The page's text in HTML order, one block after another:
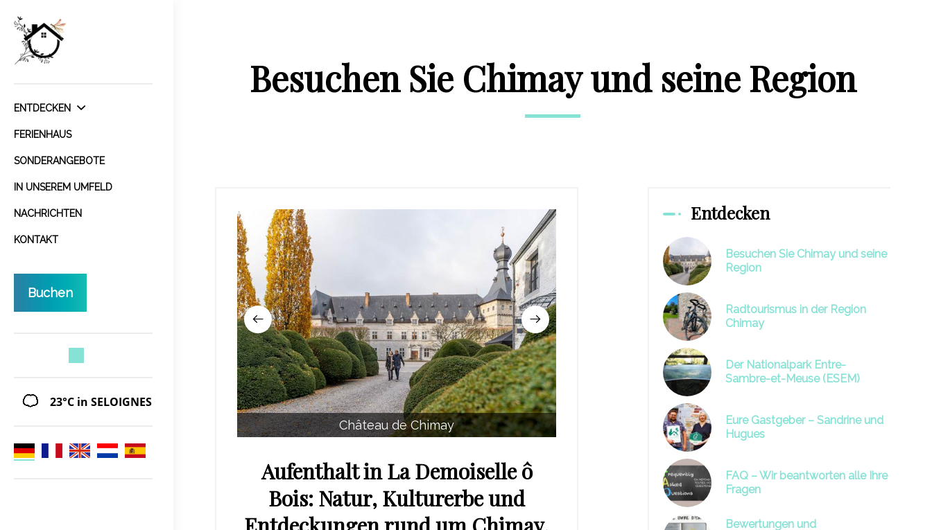
ENTDECKEN
FERIENHAUS
SONDERANGEBOTE
IN UNSEREM UMFELD
NACHRICHTEN
KONTAKT
Buchen
23°C in SELOIGNES
Besuchen Sie Chimay und seine Region
Château de Chimay Château de Chimay
Aufenthalt in La Demoiselle ô
Bois: Natur, Kulturerbe und
Entdecken
Besuchen Sie Chimay und seine
Region
Radtourismus in der Region
Chimay
Der Nationalpark Entre-
Sambre-et-Meuse (ESEM)
Eure Gastgeber – Sandrine und
Hugues
FAQ – Wir beantworten alle Ihre
Fragen
Bewertungen und